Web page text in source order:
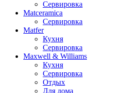
Сервировка
Matceramica
Сервировка
Matfer
Кухня
Сервировка
Maxwell & Williams
Кухня
Сервировка
Отдых
Для дома